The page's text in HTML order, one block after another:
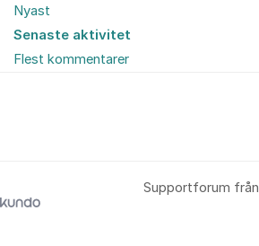
Nyast
Senaste aktivitet
Flest kommentarer
Supportforum från